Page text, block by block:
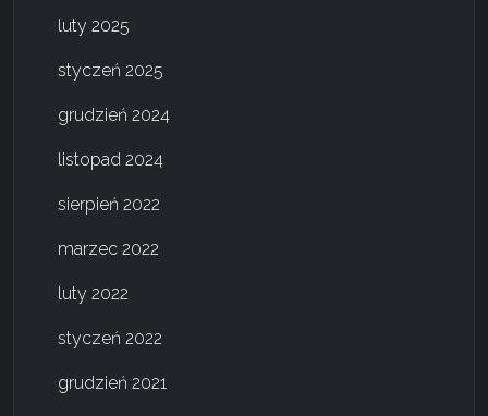
luty 2025
styczeń 2025
grudzień 2024
listopad 2024
sierpień 2022
marzec 2022
luty 2022
styczeń 2022
grudzień 2021